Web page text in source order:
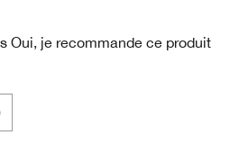
Oui, je recommande ce produit